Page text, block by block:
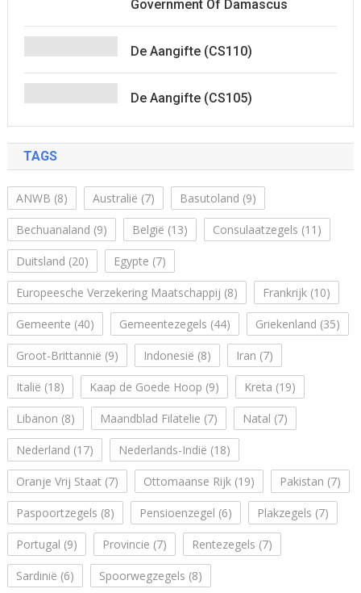
Government Of Damascus
De Aangifte (CS110)
De Aangifte (CS105)
TAGS
ANWB (8) Australië (7) Basutoland (9)
Bechuanaland (9) België (13) Consulaatzegels (11)
Duitsland (20) Egypte (7)
Europeesche Verzekering Maatschappij (8) Frankrijk(10)
Gemeente (40) Gemeentezegels (44) Griekenland (35)
Groot-Brittannië (9) Indonesië (8) Iran (7)
Italië (18) Kaap de Goede Hoop (9) Kreta (19)
Libanon (8) Maandblad Filatelie (7) Natal (7)
Nederland (17) Nederlands-Indië (18)
Oranje Vrij Staat (7) Ottomaanse Rijk(19) Pakistan (7)
Paspoortzegels (8) Pensioenzegel (6) Plakzegels (7)
Portugal (9) Provincie (7) Rentezegels (7)
Sardinië (6) Spoorwegzegels (8)